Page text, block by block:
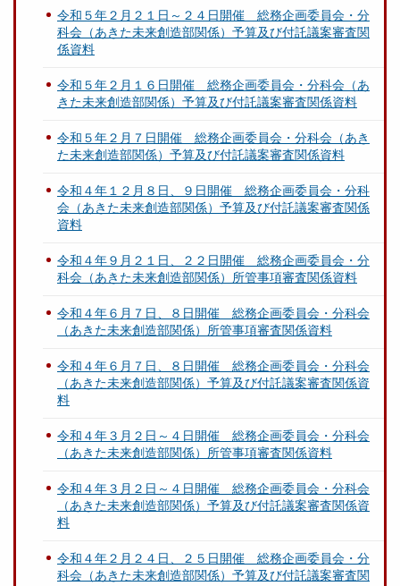
令和５年２月２１日～２４日開催 総務企画委員会・分
科会（あきた未来創造部関係）予算及び付託議案審査関
係資料
令和５年２月１６日開催 総務企画委員会・分科会（あ
きた未来創造部関係）予算及び付託議案審査関係資料
令和５年２月７日開催 総務企画委員会・分科会（あき
た未来創造部関係）予算及び付託議案審査関係資料
令和４年１２月８日、９日開催 総務企画委員会・分科
会（あきた未来創造部関係）予算及び付託議案審査関係
資料
令和４年９月２１日、２２日開催 総務企画委員会・分
科会（あきた未来創造部関係）所管事項審査関係資料
令和４年６月７日、８日開催 総務企画委員会・分科会
（あきた未来創造部関係）所管事項審査関係資料
令和４年６月７日、８日開催 総務企画委員会・分科会
（あきた未来創造部関係）予算及び付託議案審査関係資
料
令和４年３月２日～４日開催 総務企画委員会・分科会
（あきた未来創造部関係）所管事項審査関係資料
令和４年３月２日～４日開催 総務企画委員会・分科会
（あきた未来創造部関係）予算及び付託議案審査関係資
料
令和４年２月２４日、２５日開催 総務企画委員会・分
科会（あきた未来創造部関係）予算及び付託議案審査関